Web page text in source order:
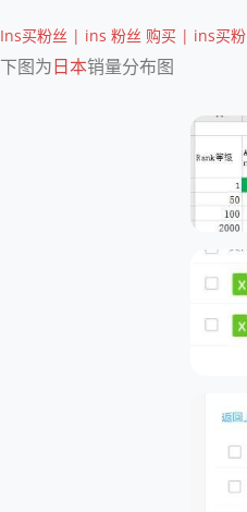
Ins买粉丝 | ins 粉丝 购买 | ins买粉
下图为日本销量分布图